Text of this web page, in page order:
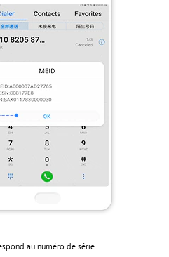
au numéro de série.